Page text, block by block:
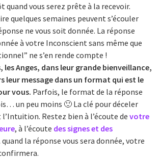
quand vous serez prête à la recevoir.
quelques semaines peuvent s’écouler
ne vous soit donnée. La réponse
à votre Inconscient sans même que
ne s’en rende compte !
les Anges, dans leur grande bienveillance,
leur message dans un format qui est le
vous. Parfois, le format de la réponse
un peu moins 🙂 La clé pour déceler
Restez bien à l’écoute de votre
, à l’écoute des signes et des
la réponse vous sera donnée, votre